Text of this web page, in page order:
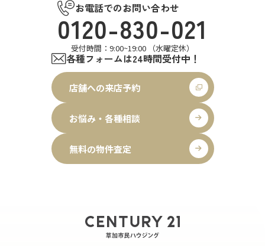
お電話でのお問い合わせ
0120-830-021
受付時間：9:00~19:00 （水曜定休）
各種フォームは24時間受付中！
店舗への来店予約
お悩み・各種相談
無料の物件査定